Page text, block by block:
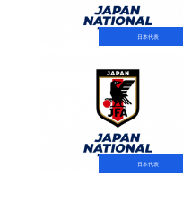
日本代表
日本代表